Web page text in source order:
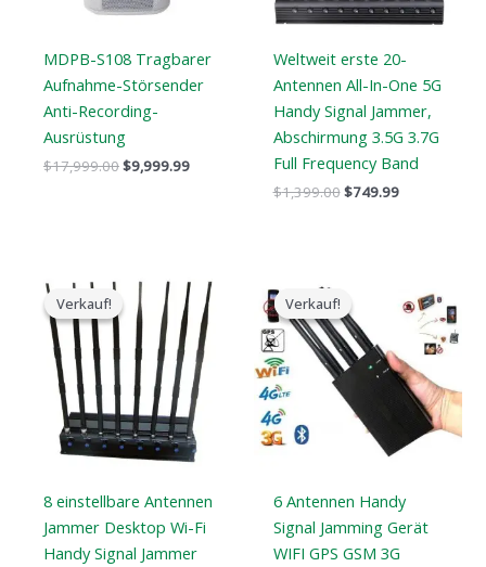
MDPB-S108 Tragbarer
Aufnahme-Störsender
Anti-Recording-
Ausrüstung
$17,999.00$9,999.99
Weltweit erste 20-
Antennen All-In-One 5G
Handy Signal Jammer,
Abschirmung 3.5G 3.7G
Full Frequency Band
$1,399.00$749.99
Verkauf!
Verkauf!
8 einstellbare Antennen
Jammer Desktop Wi-Fi
Handy Signal Jammer
ursprüngliche
Preis
war:
$799.00.
aktuelle
Preis
ist:
$559.88.
Verkauf!
Verkauf!
6 Antennen Handy
Signal Jamming Gerät
WIFI GPS GSM 3G
ursprüngliche
Preis
war:
$429.00.
aktuelle
Preis
$199.99.